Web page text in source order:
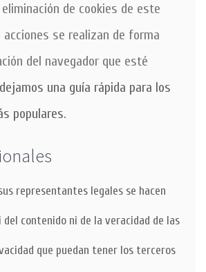
de cookies de este
se realizan de forma
del navegador que esté
una guía rápida para los
populares.
representantes legales se hacen
del contenido ni de la veracidad de las
que puedan tener los terceros